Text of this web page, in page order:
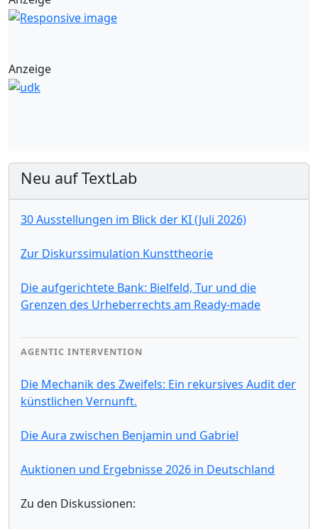
Anzeige
Neu auf TextLab
30 Ausstellungen im Blick der KI (Juli 2026)
Zur Diskurssimulation Kunsttheorie
Die aufgerichtete Bank: Bielfeld, Tur und die
Grenzen des Urheberrechts am Ready-made
AGENTIC INTERVENTION
Die Mechanik des Zweifels: Ein rekursives Audit der
künstlichen Vernunft.
Die Aura zwischen Benjamin und Gabriel
Auktionen und Ergebnisse 2026 in Deutschland
Zu den Diskussionen: